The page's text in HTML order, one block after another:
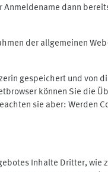
dann
der allgemeinen
gespeichert und von
können Sie die
sie aber: Werden
Inhalte Dritter, wie